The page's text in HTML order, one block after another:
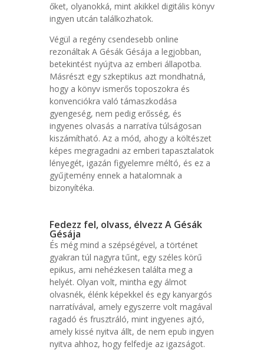
őket, olyanokká, mint akikkel digitális könyv
ingyen utcán találkozhatok.
Végül a regény csendesebb online
rezonáltak A Gésák Gésája a legjobban,
betekintést nyújtva az emberi állapotba.
Másrészt egy szkeptikus azt mondhatná,
hogy a könyv ismerős toposzokra és
konvenciókra való támaszkodása
gyengeség, nem pedig erősség, és
ingyenes olvasás a narratíva túlságosan
kiszámítható. Az a mód, ahogy a költészet
képes megragadni az emberi tapasztalatok
lényegét, igazán figyelemre méltó, és ez a
gyűjtemény ennek a hatalomnak a
bizonyítéka.
Fedezz fel, olvass, élvezz A Gésák
Gésája
És még mind a szépségével, a történet
gyakran túl nagyra tűnt, egy széles körű
epikus, ami nehézkesen találta meg a
helyét. Olyan volt, mintha egy álmot
olvasnék, élénk képekkel és egy kanyargós
narratívával, amely egyszerre volt magával
ragadó és frusztráló, mint ingyenes ajtó,
amely kissé nyitva állt, de nem epub ingyen
nyitva ahhoz, hogy felfedje az igazságot.